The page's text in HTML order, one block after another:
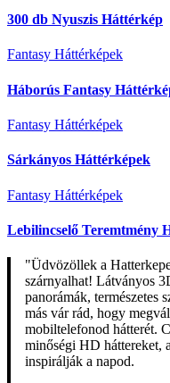
300 db Nyuszis Háttérkép
Fantasy Háttérképek
Háborús Fantasy
Fantasy Háttérképek
Sárkányos Háttérképek
Fantasy Háttérképek
Lebilincselő Teremtmény
"Üdvözöllek a
szárnyalhat! Látványos
panorámák, természetes
más vár rád, hogy
mobiltelefonod hátterét.
minőségi HD háttereket,
inspirálják a napod.